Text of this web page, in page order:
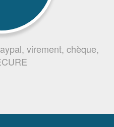
virement, chèque,